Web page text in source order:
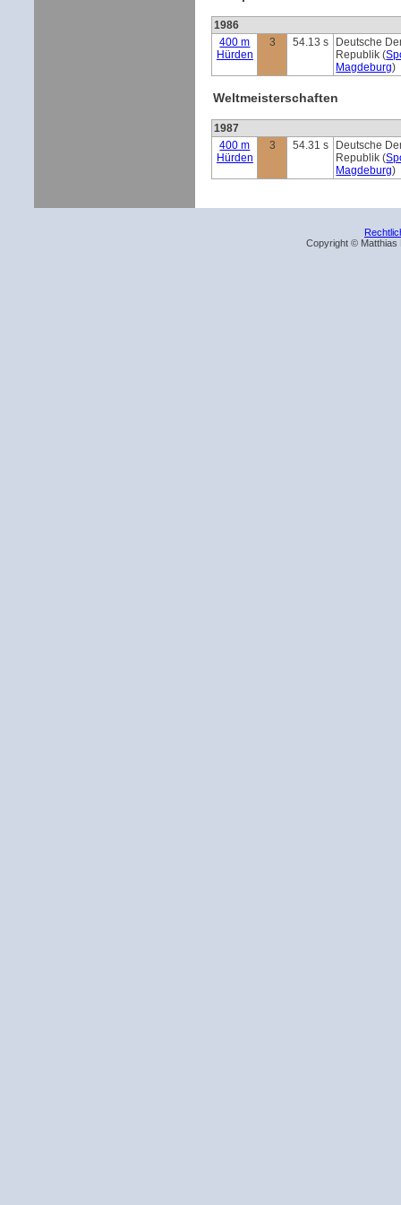
1986
400 m
Hürden
3 54.13 s
Deutsche
Republik (
Magdeburg)
Weltmeisterschaften
1987
400 m
Hürden
3 54.31 s
Deutsche
Republik (
Magdeburg)
Copyright © Matthias